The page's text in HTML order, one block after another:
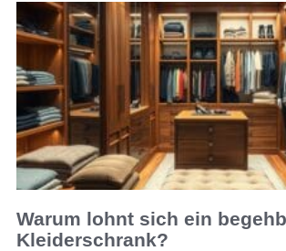
Warum lohnt sich ein
Kleiderschrank?